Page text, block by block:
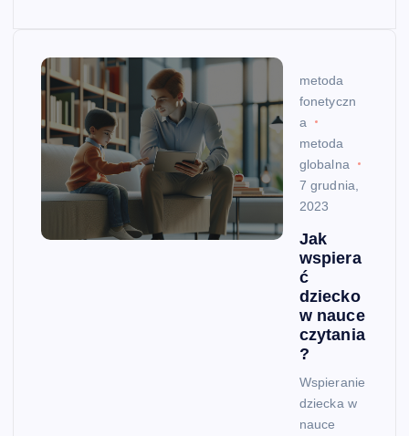
metoda
fonetyczn
a
metoda
globalna
7 grudnia,
2023
Jak
wspiera
ć
dziecko
w nauce
czytania
?
Wspieranie
dziecka w
nauce